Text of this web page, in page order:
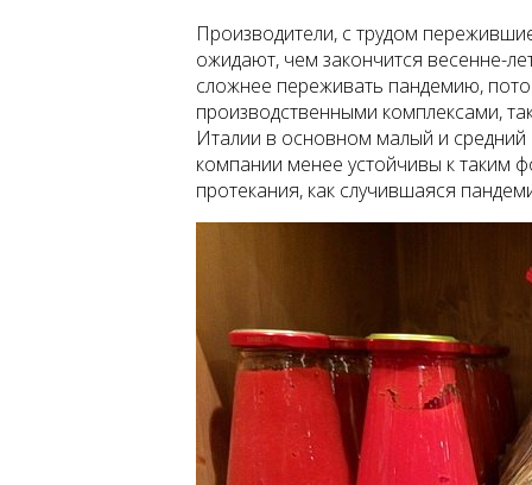
Производители, с трудом
ожидают, чем закончится весенне-
сложнее переживать пандемию,
производственными комплексами,
Италии в основном малый и
компании менее устойчивы к таким
протекания, как случившаяся